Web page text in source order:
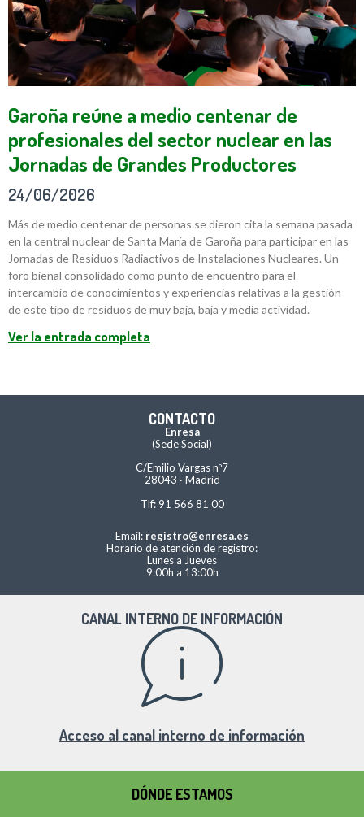
Garoña reúne a medio centenar de
profesionales del sector nuclear en las
Jornadas de Grandes Productores
24/06/2026
Más de medio centenar de personas se dieron cita la semana pasada
en la central nuclear de Santa María de Garoña para participar en las
Jornadas de Residuos Radiactivos de Instalaciones Nucleares. Un
foro bienal consolidado como punto de encuentro para el
intercambio de conocimientos y experiencias relativas a la gestión
de este tipo de residuos de muy baja, baja y media actividad.
Ver la entrada completa
CONTACTO
Enresa
(Sede Social)
C/Emilio Vargas nº7
28043 · Madrid
Tlf: 91 566 81 00
Email: registro@enresa.es
Horario de atención de registro:
Lunes a Jueves
9:00h a 13:00h
CANAL INTERNO DE INFORMACIÓN
Acceso al canal interno de información
DÓNDE ESTAMOS